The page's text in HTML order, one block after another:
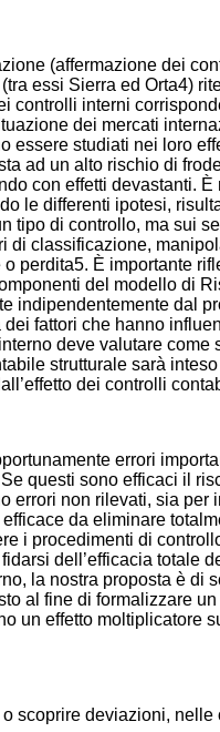
(affermazione dei
essi Sierra ed Orta4)
controlli interni
dei mercati
essere studiati nei loro
ad un alto rischio di
con effetti devastanti.
le differenti ipotesi,
tipo di controllo, ma sui
di classificazione,
perdita5. È importante
del modello di
indipendentemente dal
fattori che hanno
deve valutare come
strutturale sarà
dei controlli
errori
questi sono efficaci il
non rilevati, sia per
da eliminare
i procedimenti di
dell’efficacia totale
la nostra proposta è di
al fine di formalizzare
un effetto moltiplicatore
scoprire deviazioni,